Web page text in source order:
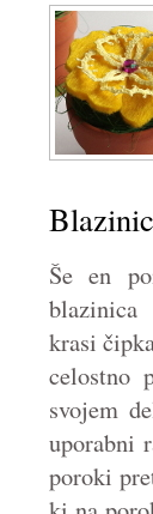
Še en
krasi
celostno
svojem
uporabni
poroki